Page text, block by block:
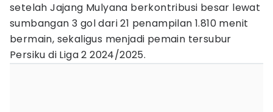
setelah Jajang Mulyana berkontribusi besar lewat
sumbangan 3 gol dari 21 penampilan 1.810 menit
bermain, sekaligus menjadi pemain tersubur
Persiku di Liga 2 2024/2025.